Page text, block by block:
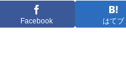
Facebook はてブ